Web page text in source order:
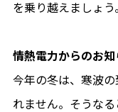
を乗り越えましょう
情熱電力からのお知
今年の冬は、寒波
れません。そうな